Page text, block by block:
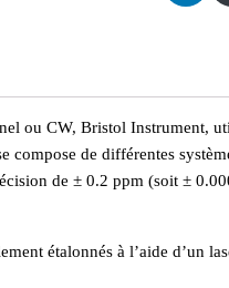
ou CW, Bristol Instrument,
compose de différentes
de ± 0.2 ppm (soit ±
étalonnés à l’aide d’un